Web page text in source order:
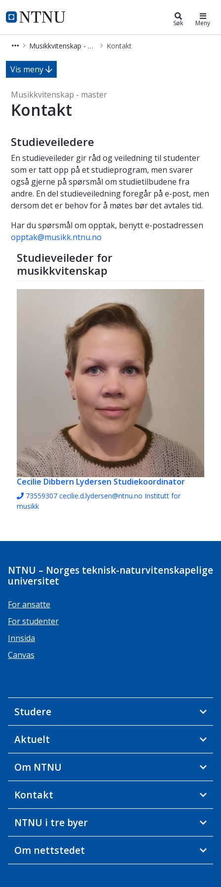
NTNU Hjemmeside
Musikkvitenskap - master Søk Meny
Musikkvitenskap - master Kontakt
Kontakt - Musikkvitenskap - master
Vis meny
Musikkvitenskap - master
Kontakt
Studieveiledere
En studieveileder gir råd og veiledning til studenter
som er tatt opp på et studieprogram, men svarer
også gjerne på spørsmål om studietilbudene fra
andre. En del studieveiledning foregår på e-post, men
dersom det er behov for å møtes bør det avtales tid.
Har du spørsmål om opptak, benytt e-postadressen
opptak@musikk.ntnu.no
Studieveileder for
musikkvitenskap
Cecilie Dibbern Lydersen Studiekoordinator
73559307 cecilie.d.lydersen@ntnu.no Institutt for
musikk
NTNU – Norges teknisk-naturvitenskapelige
universitet
For ansatte
For studenter
Innsida
Canvas
Studere
Aktuelt
Om NTNU
Kontakt
NTNU i tre byer
Om nettstedet